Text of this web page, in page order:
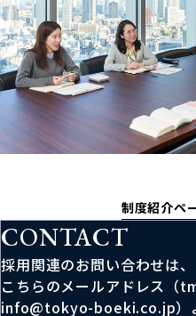
制度紹介ペ
CONTACT
採用関連のお問い合わせは、
こちらのメールアドレス（
info@tokyo-boeki.co.jp）